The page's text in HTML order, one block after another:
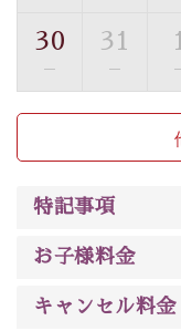
※交通規制などに
※年末年始及び御
以上がプラン内容で
上諏訪温泉“しん
清らかな源泉、
みを感じていただ
30
—
31
—
1
特記事項
お子様料金
キャンセル料金